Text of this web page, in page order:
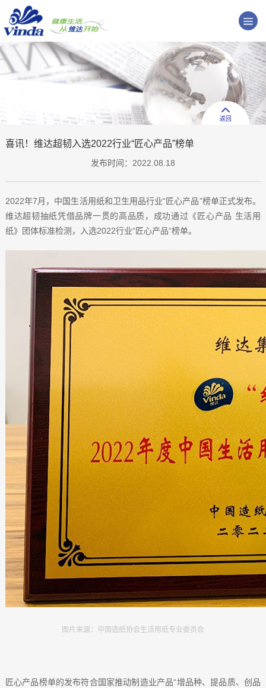
返回
喜讯！维达超韧入选2022行业“匠心产品”榜单
发布时间：2022.08.18
2022年7月，中国生活用纸和卫生用品行业“匠心产品”榜单正式发布。
维达超韧抽纸凭借品牌一贯的高品质，成功通过《匠心产品 生活用
纸》团体标准检测，入选2022行业“匠心产品“榜单。
图片来源：中国造纸协会生活用纸专业委员会
匠心产品榜单的发布符合国家推动制造业产品“增品种、提品质、创品